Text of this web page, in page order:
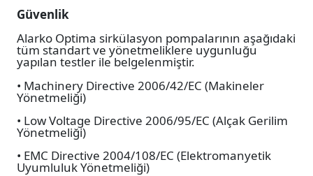
Güvenlik
Alarko Optima sirkülasyon pompalarının aşağıdaki
tüm standart ve yönetmeliklere uygunluğu
yapılan testler ile belgelenmiştir.
• Machinery Directive 2006/42/EC (Makineler
Yönetmeliği)
• Low Voltage Directive 2006/95/EC (Alçak Gerilim
Yönetmeliği)
• EMC Directive 2004/108/EC (Elektromanyetik
Uyumluluk Yönetmeliği)